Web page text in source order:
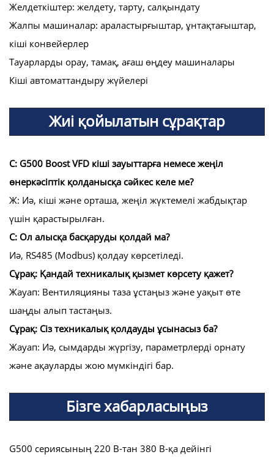
Желдеткіштер: желдету, тарту, салқындату
Жалпы машиналар: араластырғыштар, ұнтақтағыштар,
кіші конвейерлер
Тауарларды орау, тамақ, ағаш өңдеу машиналары
Кіші автоматтандыру жүйелері
Жиі қойылатын сұрақтар
С: G500 Boost VFD кіші зауыттарға немесе жеңіл
өнеркәсіптік қолданысқа сәйкес келе ме?
Ж: Иә, кіші және орташа, жеңіл жүктемелі жабдықтар
үшін қарастырылған.
С: Ол алысқа басқаруды қолдай ма?
Иә, RS485 (Modbus) қолдау көрсетіледі.
Сұрақ: Қандай техникалық қызмет көрсету қажет?
Жауап: Вентиляцияны таза ұстаңыз және уақыт өте
шаңды алып тастаңыз.
Сұрақ: Сіз техникалық қолдауды ұсынасыз ба?
Жауап: Иә, сымдарды жүргізу, параметрлерді орнату
және ақауларды жою мүмкіндігі бар.
Бізге хабарласыңыз
G500 сериясының 220 В-тан 380 В-қа дейінгі